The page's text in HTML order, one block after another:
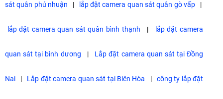
sát quân phú nhuận | lắp đặt camera quan sát quân gò vấp |
lắp đặt camera quan sát quân bình thạnh | lắp đặt camera
quan sát tại bình dương | Lắp đặt camera quan sát tại Đồng
Nai | Lắp đặt camera quan sát tại Biên Hòa | công ty lắp đặt